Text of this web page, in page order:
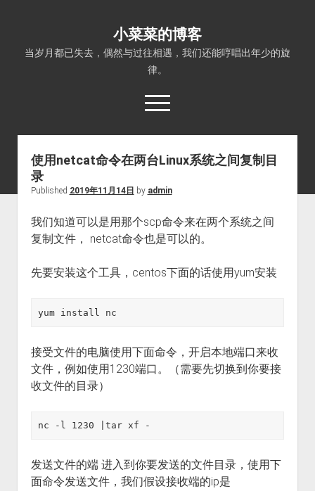
小菜菜的博客
当岁月都已失去，偶然与过往相遇，我们还能哼唱出年少的旋
律。
open
menu
使用netcat命令在两台Linux系统之间复制目
录
Published 2019年11月14日 by admin
我们知道可以是用那个scp命令来在两个系统之间
复制文件， netcat命令也是可以的。
先要安装这个工具，centos下面的话使用yum安装
yum install nc
接受文件的电脑使用下面命令，开启本地端口来收
文件，例如使用1230端口。（需要先切换到你要接
收文件的目录）
nc -l 1230 |tar xf -
发送文件的端 进入到你要发送的文件目录，使用下
面命令发送文件，我们假设接收端的ip是